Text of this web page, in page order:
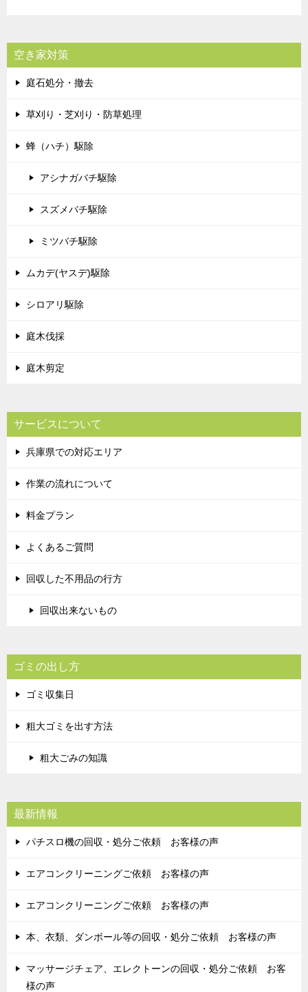
空き家対策
庭石処分・撤去
草刈り・芝刈り・防草処理
蜂（ハチ）駆除
アシナガバチ駆除
スズメバチ駆除
ミツバチ駆除
ムカデ(ヤスデ)駆除
シロアリ駆除
庭木伐採
庭木剪定
サービスについて
兵庫県での対応エリア
作業の流れについて
料金プラン
よくあるご質問
回収した不用品の行方
回収出来ないもの
ゴミの出し方
ゴミ収集日
粗大ゴミを出す方法
粗大ごみの知識
最新情報
パチスロ機の回収・処分ご依頼 お客様の声
エアコンクリーニングご依頼 お客様の声
エアコンクリーニングご依頼 お客様の声
本、衣類、ダンボール等の回収・処分ご依頼 お客様の声
マッサージチェア、エレクトーンの回収・処分ご依頼 お客
様の声